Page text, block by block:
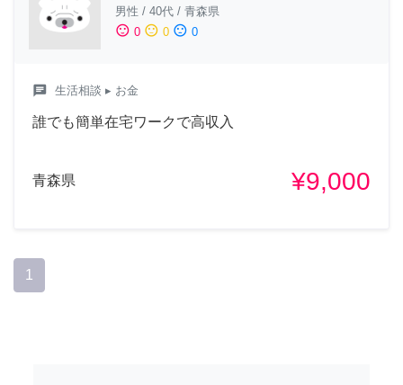
男性 / 40代 / 青森県
sentiment_satisfied 0 sentiment_neutral 0 sentiment_dissatisfied 0
chat 生活相談 ▸ お金
誰でも簡単在宅ワークで高収入
青森県 ¥9,000
1